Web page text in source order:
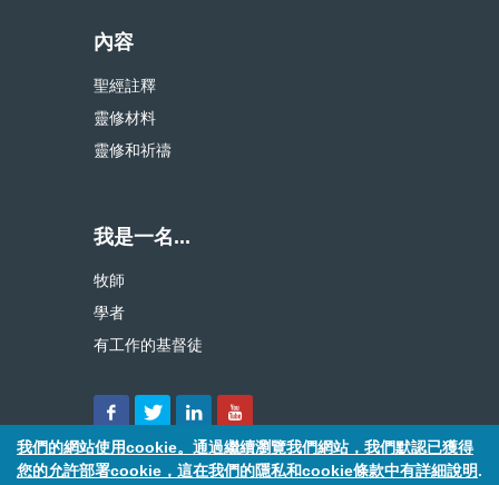
內容
聖經註釋
靈修材料
靈修和祈禱
我是一名...
牧師
學者
有工作的基督徒
我們的網站使用cookie。通過繼續瀏覽我們網站，我們默認已獲得
您的允許部署cookie，這在我們的隱私和cookie條款中有詳細說明.